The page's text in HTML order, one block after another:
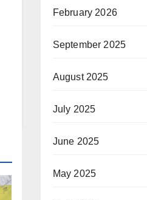
February 2026
September 2025
August 2025
July 2025
June 2025
May 2025